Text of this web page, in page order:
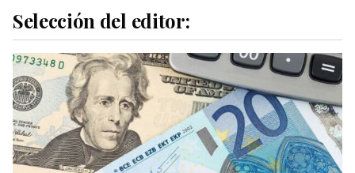
Selección del editor: